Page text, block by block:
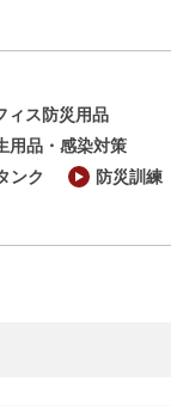
ィス防災用品
用品・感染対策
ンク
防災訓練